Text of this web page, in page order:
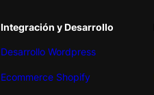
Integración y Desarrollo
Desarrollo Wordpress
Ecommerce Shopify